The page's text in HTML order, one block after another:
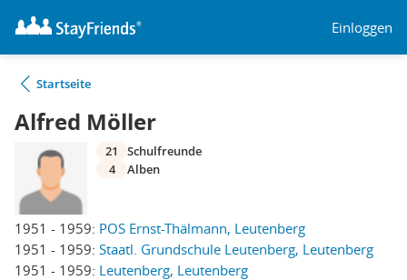
Einloggen
Startseite
Alfred Möller
1951 - 1959: POS Ernst-Thälmann, Leutenberg
1951 - 1959: Staatl. Grundschule Leutenberg, Leutenberg
1951 - 1959: Leutenberg, Leutenberg
21
Schulfreunde
4
Alben